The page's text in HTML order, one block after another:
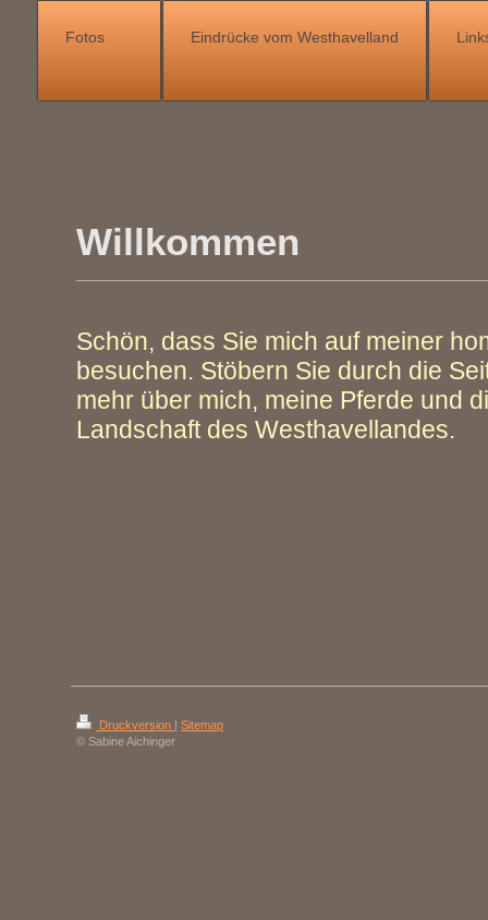
Fotos Eindrücke vom Westhavelland
Willkommen
Schön, dass Sie mich auf meiner
besuchen. Stöbern Sie durch die
mehr über mich, meine Pferde und
Landschaft des Westhavellandes.
Druckversion | Sitemap
© Sabine Aichinger